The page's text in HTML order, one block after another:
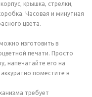
крышка, стрелки,
Часовая и минутная
цвета.
изготовить в
печати. Просто
напечатайте его на
поместите в
требует